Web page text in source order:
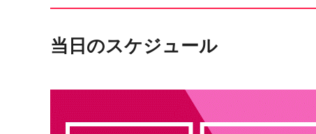
当日のスケジュール